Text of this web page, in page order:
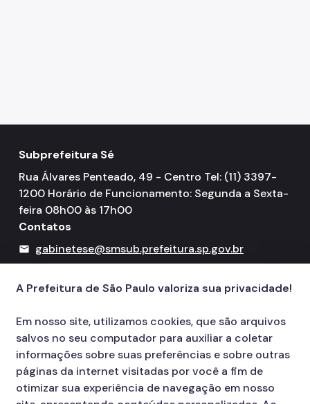
Subprefeitura Sé
Rua Álvares Penteado, 49 - Centro Tel: (11) 3397-
1200 Horário de Funcionamento: Segunda a Sexta-
feira 08h00 às 17h00
Contatos
mail gabinetese@smsub.prefeitura.sp.gov.br
156
A Prefeitura de São Paulo valoriza sua privacidade!
Em nosso site, utilizamos cookies, que são arquivos
salvos no seu computador para auxiliar a coletar
informações sobre suas preferências e sobre outras
páginas da internet visitadas por você a fim de
otimizar sua experiência de navegação em nosso